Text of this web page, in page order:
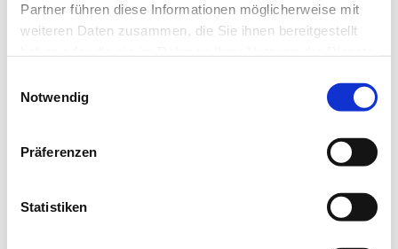
Partner führen diese Informationen möglicherweise mit
weiteren Daten zusammen, die Sie ihnen bereitgestellt
Notwendig
Präferenzen
Statistiken
loadingjobninja.com
for more